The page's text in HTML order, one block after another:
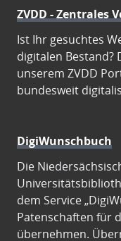
ZVDD - Zentrales
Ist Ihr gesuchtes
digitalen Bestand?
unserem ZVDD
bundesweit
DigiWunschbuch
Die
dem Service
Patenschaften für
übernehmen.